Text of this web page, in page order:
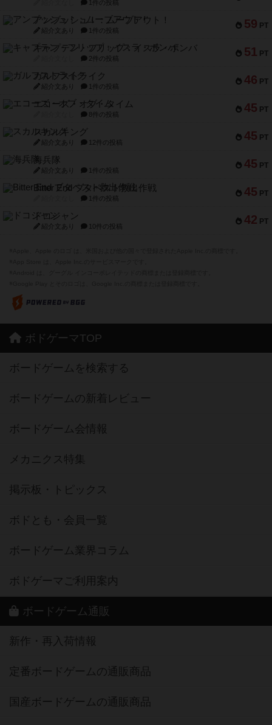
1件の投稿
59 PT
アンブッシュ！：ムーブアウト！
紹介文あり 1件の投稿
51 PT
キャプテン・フリップ：イスラ・ボンバ
2件の投稿
46 PT
ガルフストライク
紹介文あり 1件の投稿
45 PT
エコーズ・オブ・タイム
8件の投稿
45 PT
スカルキング
紹介文あり 12件の投稿
45 PT
海兵隊
紹介文あり 1件の投稿
45 PT
Bitter End ブタペスト救出作戦
1件の投稿
42 PT
ドコジャン
紹介文あり 10件の投稿
ボドゲーマTOP
ボードゲームを検索する
ボードゲームの新着レビュー
ボードゲーム会情報
メカニクス特集
掲示板・トピックス
ボドとも・会員一覧
ボードゲーム業界コラム
ボドゲーマご利用案内
ボードゲーム通販
新作・再入荷情報
定番ボードゲームの通販商品
国産ボードゲームの通販商品